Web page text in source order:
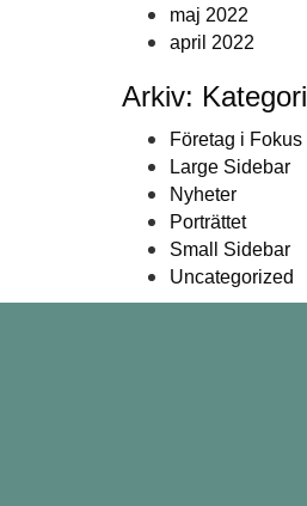
maj 2022
april 2022
Arkiv: Kategori
Företag i Fokus
Large Sidebar
Nyheter
Porträttet
Small Sidebar
Uncategorized